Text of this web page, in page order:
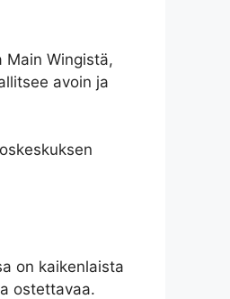
Main Wingistä,
avoin ja
on kaikenlaista
ostettavaa.